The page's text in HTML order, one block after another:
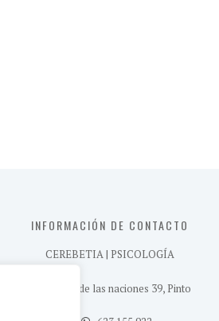
INFORMACIÓN DE CONTACTO
CEREBETIA | PSICOLOGÍA
C/Avenida de las naciones 39, Pinto